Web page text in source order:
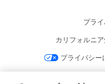
プラ
カリフォルニ
プライバシー